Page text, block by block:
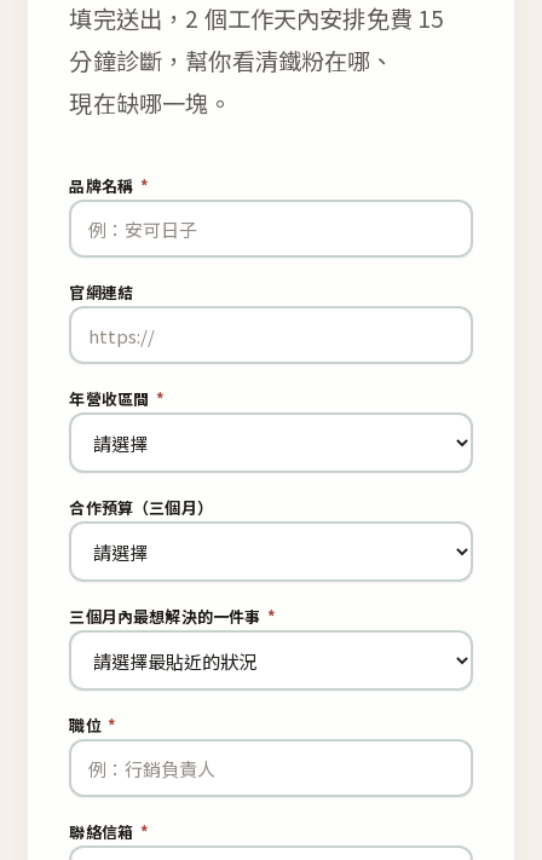
填完送出，2 個工作天內安排免費 15
分鐘診斷，幫你看清鐵粉在哪、
現在缺哪一塊。
品牌名稱 *
官網連結
年營收區間 *
合作預算（三個月）
三個月內最想解決的一件事 *
職位 *
聯絡信箱 *